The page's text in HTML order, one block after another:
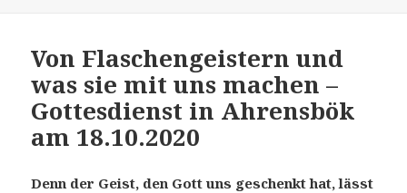
Von Flaschengeistern und
was sie mit uns machen –
Gottesdienst in Ahrensbök
am 18.10.2020
Denn der Geist, den Gott uns geschenkt hat, lässt